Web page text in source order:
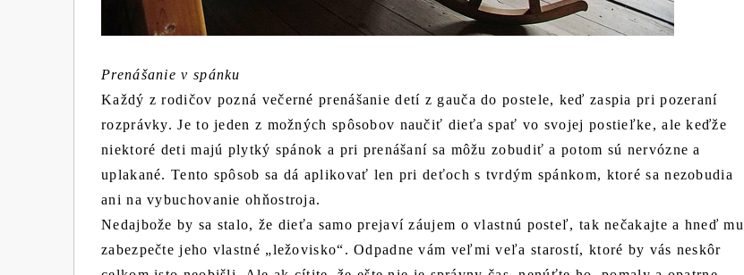
Prenášanie v spánku
Každý z rodičov pozná večerné prenášanie detí z gauča do postele, keď zaspia pri pozeraní
rozprávky. Je to jeden z možných spôsobov naučiť dieťa spať vo svojej postieľke, ale keďže
niektoré deti majú plytký spánok a pri prenášaní sa môžu zobudiť a potom sú nervózne a
uplakané. Tento spôsob sa dá aplikovať len pri deťoch s tvrdým spánkom, ktoré sa nezobudia
ani na vybuchovanie ohňostroja.
Nedajbože by sa stalo, že dieťa samo prejaví záujem o vlastnú posteľ, tak nečakajte a hneď mu
zabezpečte jeho vlastné „ležovisko“. Odpadne vám veľmi veľa starostí, ktoré by vás neskôr